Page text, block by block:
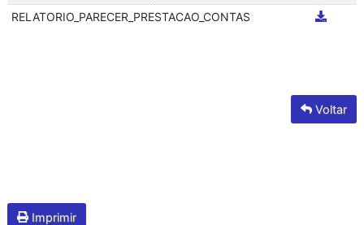
RELATORIO_PARECER_PRESTACAO_CONTAS
Voltar
Imprimir